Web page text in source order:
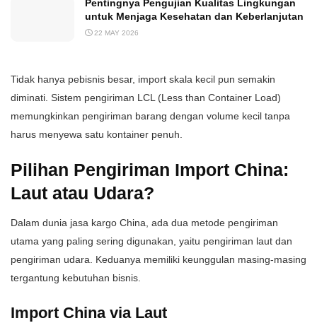
Pentingnya Pengujian Kualitas Lingkungan
untuk Menjaga Kesehatan dan Keberlanjutan
22 MAY 2026
Tidak hanya pebisnis besar, import skala kecil pun semakin
diminati. Sistem pengiriman LCL (Less than Container Load)
memungkinkan pengiriman barang dengan volume kecil tanpa
harus menyewa satu kontainer penuh.
Pilihan Pengiriman Import China:
Laut atau Udara?
Dalam dunia jasa kargo China, ada dua metode pengiriman
utama yang paling sering digunakan, yaitu pengiriman laut dan
pengiriman udara. Keduanya memiliki keunggulan masing-masing
tergantung kebutuhan bisnis.
Import China via Laut